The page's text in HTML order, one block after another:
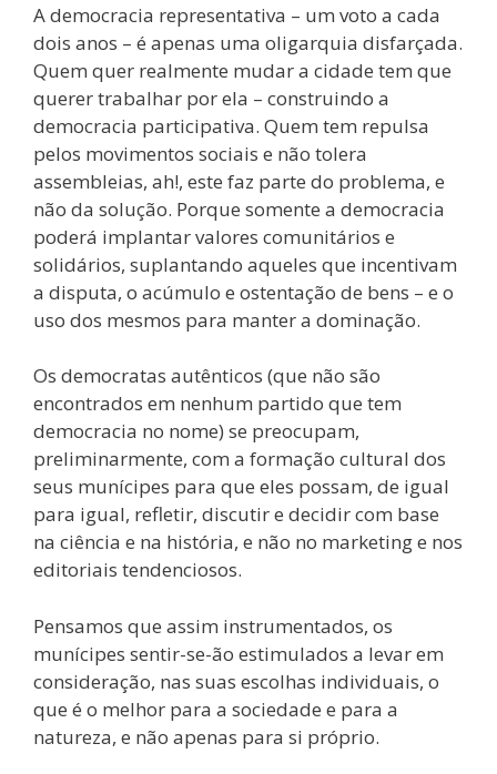
A democracia representativa – um voto a cada
dois anos – é apenas uma oligarquia disfarçada.
Quem quer realmente mudar a cidade tem que
querer trabalhar por ela – construindo a
democracia participativa. Quem tem repulsa
pelos movimentos sociais e não tolera
assembleias, ah!, este faz parte do problema, e
não da solução. Porque somente a democracia
poderá implantar valores comunitários e
solidários, suplantando aqueles que incentivam
a disputa, o acúmulo e ostentação de bens – e o
uso dos mesmos para manter a dominação.
Os democratas autênticos (que não são
encontrados em nenhum partido que tem
democracia no nome) se preocupam,
preliminarmente, com a formação cultural dos
seus munícipes para que eles possam, de igual
para igual, refletir, discutir e decidir com base
na ciência e na história, e não no marketing e nos
editoriais tendenciosos.
Pensamos que assim instrumentados, os
munícipes sentir-se-ão estimulados a levar em
consideração, nas suas escolhas individuais, o
que é o melhor para a sociedade e para a
natureza, e não apenas para si próprio.